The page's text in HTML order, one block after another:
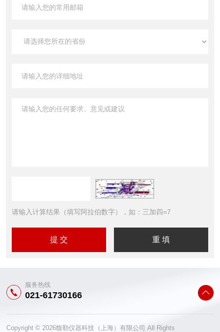
请输入计算结果（填写阿拉伯数字），如：三加四=7
服务热线
021-61730166
Copyright © 2026馥勒仪器科技（上海）有限公司 All Rights